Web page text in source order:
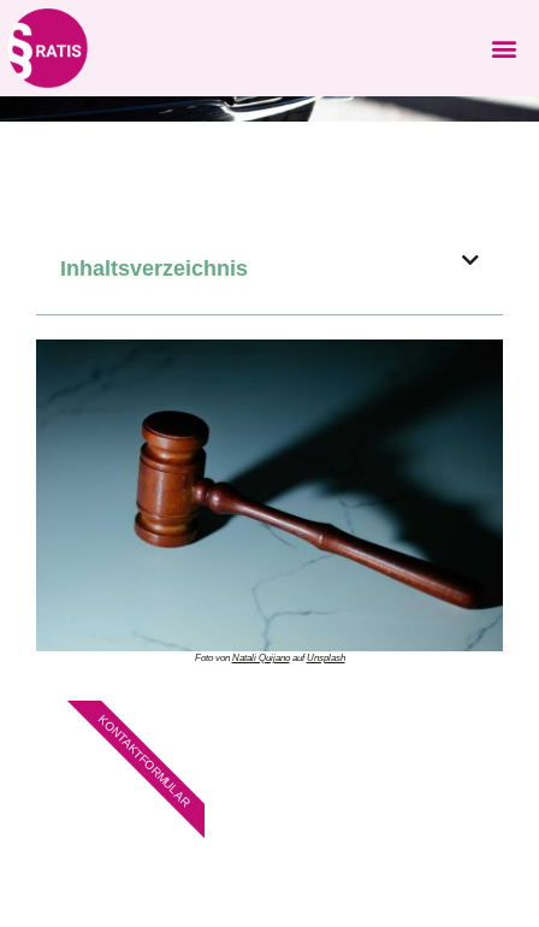
Inhaltsverzeichnis
Foto von Natali QuijanoaufUnsplash
KONTAKTFORMULAR